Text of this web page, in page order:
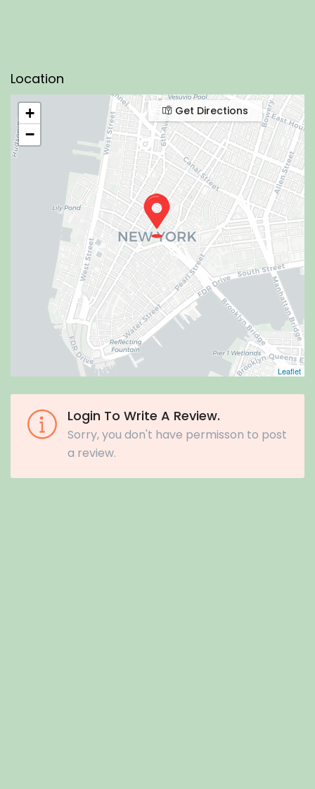
Location
+
−
Leaflet
Get Directions
Login To Write A Review.
Sorry, you don't have permisson to post
a review.